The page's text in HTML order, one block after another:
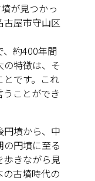
が見つかっ
古屋市守山区
約400年間
の特徴は、そ
です。これ
ことができ
円墳から、中
円墳に至る
歩きながら見
古墳時代の